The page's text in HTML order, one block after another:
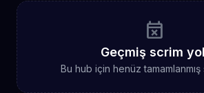
event_busy
Geçmiş scrim
Bu hub için henüz